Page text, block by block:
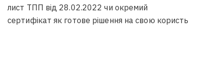
лист ТПП від 28.02.2022 чи окремий
сертифікат як готове рішення на свою користь